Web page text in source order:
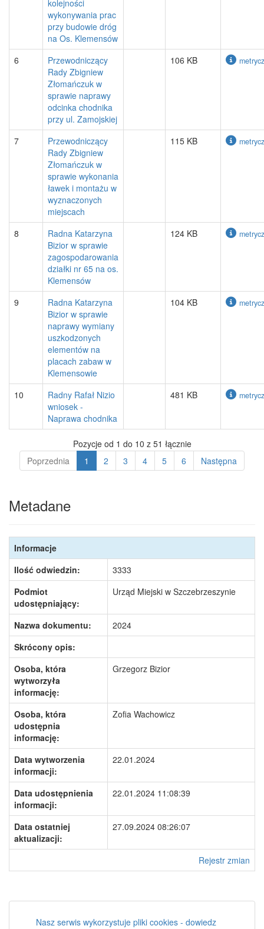
kolejności
wykonywania prac
przy budowie dróg
na Os. Klemensów
6
Przewodniczący
Rady Zbigniew
Złomańczuk w
sprawie naprawy
odcinka chodnika
przy ul. Zamojskiej
106 KB
7
Przewodniczący
Rady Zbigniew
Złomańczuk w
sprawie wykonania
ławek i montażu w
wyznaczonych
miejscach
115 KB
8
Radna Katarzyna
Bizior w sprawie
zagospodarowania
działki nr 65 na os.
Klemensów
124 KB
9
Radna Katarzyna
Bizior w sprawie
naprawy wymiany
uszkodzonych
elementów na
placach zabaw w
Klemensowie
104 KB
10
Radny Rafał Nizio
wniosek -
Naprawa chodnika
481 KB
Pozycje od 1 do 10 z 51 łącznie
Poprzednia
1 2 3 4 5 6 Następna
Metadane
Informacje
Ilość odwiedzin:
3333
Podmiot
udostępniający:
Urząd Miejski w Szczebrzeszynie
Nazwa dokumentu:
2024
Skrócony opis:
Osoba, która
wytworzyła
informację:
Grzegorz Bizior
Osoba, która
udostępnia
informację:
Zofia Wachowicz
Data wytworzenia
informacji:
22.01.2024
Data udostępnienia
informacji:
22.01.2024 11:08:39
Data ostatniej
aktualizacji:
27.09.2024 08:26:07
Rejestr zmian
Nasz serwis wykorzystuje pliki cookies - dowiedz